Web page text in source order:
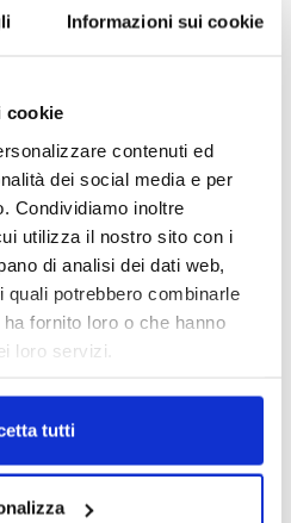
Informazioni sui cookie
cookie
contenuti ed
dei social media e per
Condividiamo inoltre
utilizza il nostro sito con i
di analisi dei dati web,
potrebbero combinarle
fornito loro o che hanno
loro servizi.
tutti
LUGLIO-